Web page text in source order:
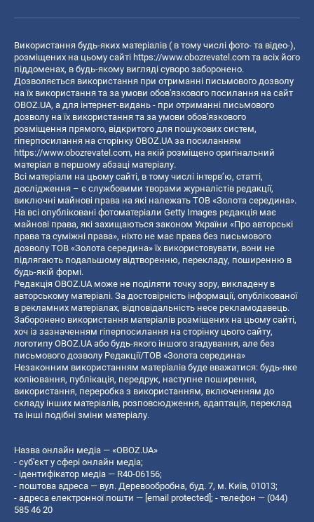
Використання будь-яких матеріалів ( в тому числі фото- та відео-),
розміщених на цьому сайті https://www.obozrevatel.com та всіх його
піддоменах, в будь-якому вигляді суворо заборонено.
Дозволяється використання при отриманні письмового дозволу
на їх використання та за умови обов'язкового посилання на сайт
OBOZ.UA, а для інтернет-видань - при отриманні письмового
дозволу на їх використання та за умови обов'язкового
розміщення прямого, відкритого для пошукових систем,
гіперпосилання на сторінку OBOZ.UA за посиланням
https://www.obozrevatel.com, на якій розміщено оригінальний
матеріал в першому абзаці матеріалу.
Всі матеріали на цьому сайті, в тому числі інтерв’ю, статті,
дослідження – є службовими творами журналістів редакції,
виключні майнові права на які належать ТОВ «Золота середина».
На всі опубліковані фотоматеріали Getty Images редакція має
майнові права, які захищаються законом України «Про авторські
права та суміжні права», ніхто не має права без письмового
дозволу ТОВ «Золота середина» їх використовувати, вони не
підлягають подальшому відтворенню, перекладу, поширенню в
будь-якій формі.
Редакція OBOZ.UA може не поділяти точку зору, викладену в
авторському матеріалі. За достовірність інформації, опублікованої
в рекламних матеріалах, відповідальність несе рекламодавець.
Заборонено використання матеріалів розміщених на цьому сайті,
хоч із зазначенням гіперпосилання на сторінку цього сайту,
логотипу OBOZ.UA або будь-якого іншого згадування, але без
письмового дозволу Редакції/ТОВ «Золота середина»
Незаконним використанням матеріалів буде вважатися: будь-яке
копiювання, публiкацiя, передрук, наступне поширення,
використання, переробка з використанням, включенням до
складу інших матеріалів, розповсюдження, адаптація, переклад
та інші подібні зміни матеріалу.
Назва онлайн медіа — «OBOZ.UA»
- суб'єкт у сфері онлайн медіа;
- ідентифікатор медіа — R40-06156;
- поштова адреса — вул. Деревообробна, буд. 7, м. Київ, 01013;
- адреса електронної пошти — [email protected] ; - телефон — (044)
585 46 20